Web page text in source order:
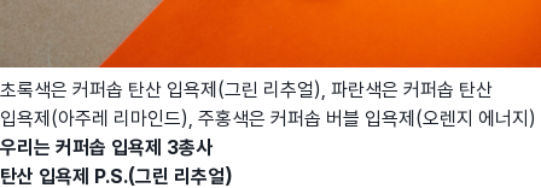
초록색은 커퍼솝 탄산 입욕제(그린 리추얼), 파란색은 커퍼솝 탄산
입욕제(아주레 리마인드), 주홍색은 커퍼솝 버블 입욕제(오렌지 에너지)
우리는 커퍼솝 입욕제 3총사
탄산 입욕제 P.S.(그린 리추얼)